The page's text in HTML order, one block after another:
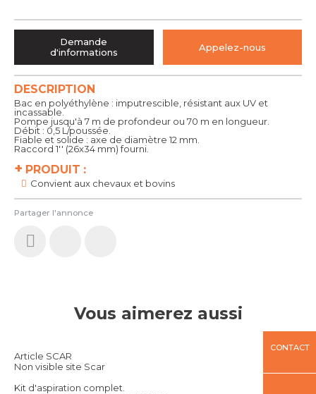
+ PRODUIT :
Convient aux chevaux et bovins
Partager l'annonce
DESCRIPTION
Bac en polyéthylène : imputrescible, résistant aux UV et
incassable.
Pompe jusqu'à 7 m de profondeur ou 70 m en longueur.
Débit : 0,5 L/poussée.
Fiable et solide : axe de diamètre 12 mm.
Raccord 1'' (26x34 mm) fourni.
Demande
d'informations
Appelez-nous
Vous aimerez aussi
Article SCAR
Non visible site Scar
Kit d'aspiration complet.
CONTACT